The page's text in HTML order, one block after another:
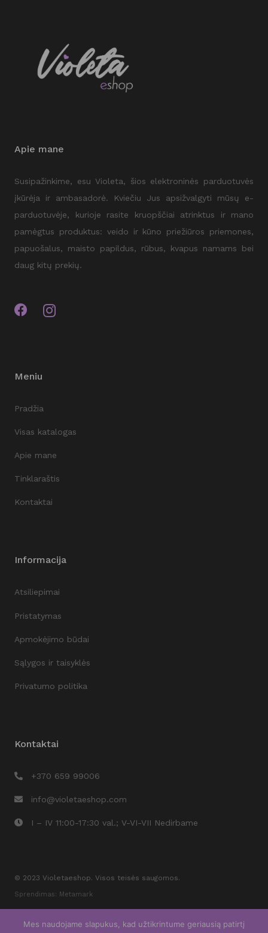
Apie mane
Susipažinkime, esu Violeta, šios elektroninės parduotuvės
įkūrėja ir ambasadorė. Kviečiu Jus apsižvalgyti mūsų e-
parduotuvėje, kurioje rasite kruopščiai atrinktus ir mano
pamėgtus produktus: veido ir kūno priežiūros priemones,
papuošalus, maisto papildus, rūbus, kvapus namams bei
daug kitų prekių.
Meniu
Pradžia
Visas katalogas
Apie mane
Tinklaraštis
Kontaktai
Informacija
Atsiliepimai
Pristatymas
Apmokėjimo būdai
Sąlygos ir taisyklės
Privatumo politika
Kontaktai
+370 659 99006
info@violetaeshop.com
I – IV 11:00-17:30 val.; V-VI-VII Nedirbame
© 2023 Violetaeshop. Visos teisės saugomos.
Sprendimas: Metamark
Mes naudojame slapukus, kad užtikrintume geriausią patirtį